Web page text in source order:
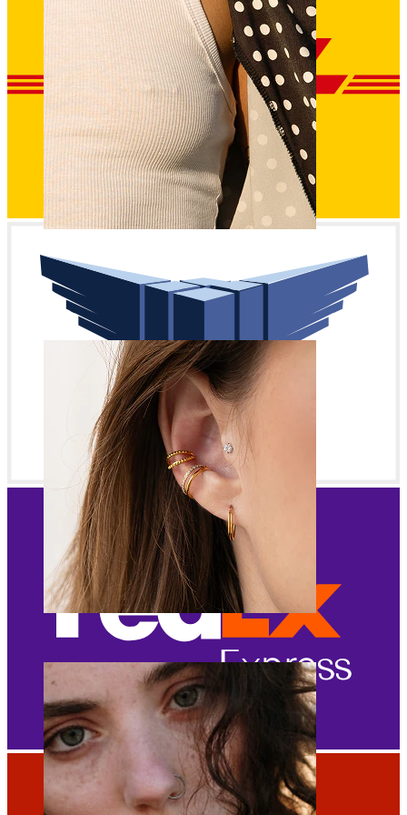
Sân
Cumpără după piercing
Piercings
Ureche